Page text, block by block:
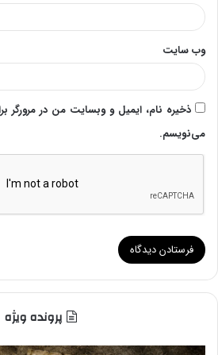
وب‌ سایت
ذخیره نام، ایمیل و وبسایت من در مرورگر
می‌نویسم.
پرونده ویژه